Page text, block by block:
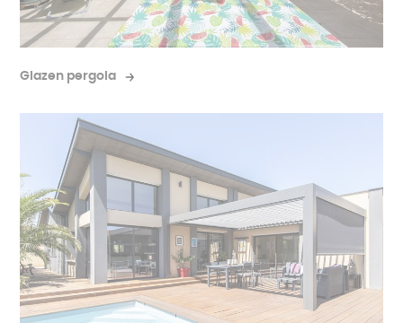
Glazen pergola